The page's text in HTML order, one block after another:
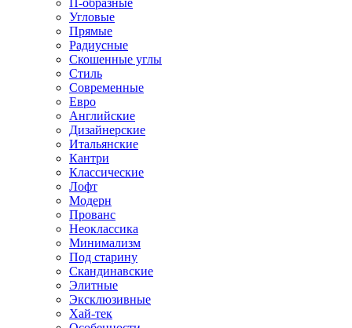
П-образные
Угловые
Прямые
Радиусные
Скошенные углы
Стиль
Современные
Евро
Английские
Дизайнерские
Итальянские
Кантри
Классические
Лофт
Модерн
Прованс
Неоклассика
Минимализм
Под старину
Скандинавские
Элитные
Эксклюзивные
Хай-тек